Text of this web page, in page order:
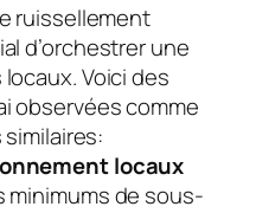
ruissellement
d’orchestrer une
Voici des
observées comme
locaux
de sous-